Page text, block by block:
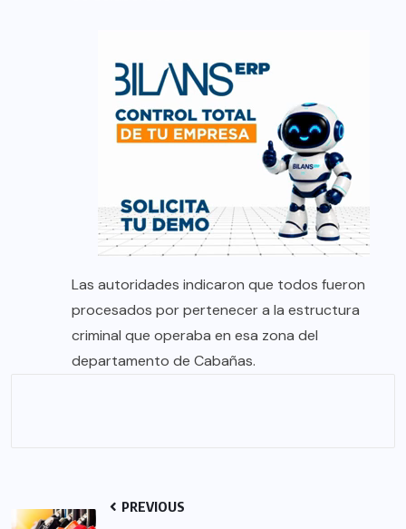
Las autoridades indicaron que todos fueron
procesados por pertenecer a la estructura
criminal que operaba en esa zona del
departamento de Cabañas.
PREVIOUS